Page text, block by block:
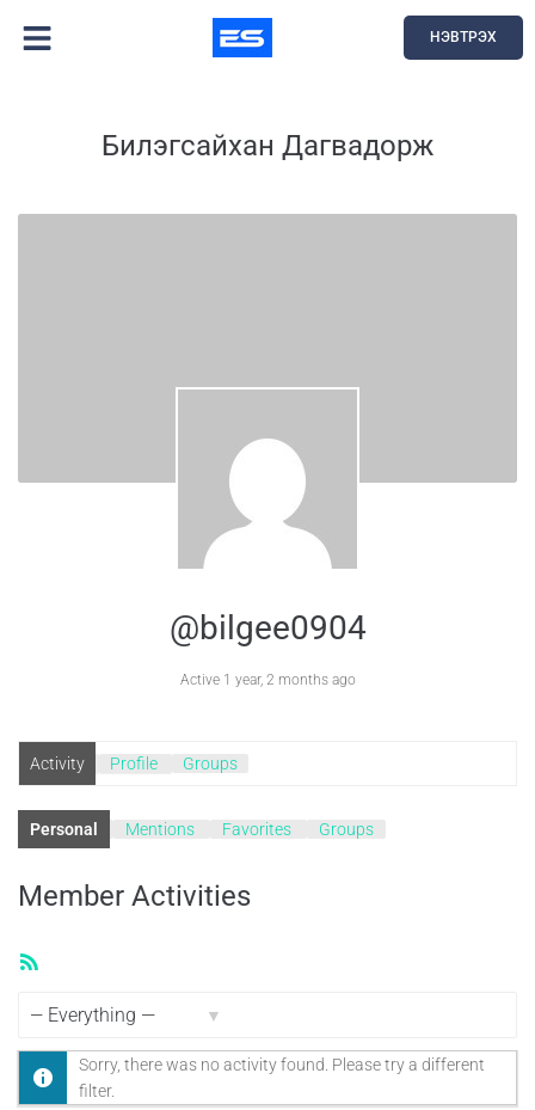
НЭВТРЭХ
Билэгсайхан Дагвадорж
@bilgee0904
Active 1 year, 2 months ago
Activity Profile Groups
Personal Mentions Favorites Groups
Member Activities
Sorry, there was no activity found. Please try a different
filter.